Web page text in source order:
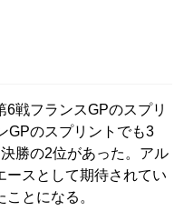
戦フランスGPのスプリ
GPのスプリントでも3
勝の2位があった。アル
ースとして期待されてい
とになる。